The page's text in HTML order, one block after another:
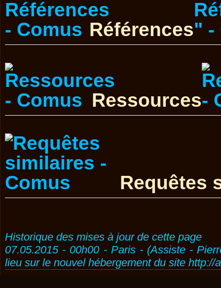
Références
Ressources
Requêtes
Historique des mises à jour de cette page
07.05.2015 - 00h00 - Paris - (Assiste -
lieu sur le nouvel hébergement du site http://